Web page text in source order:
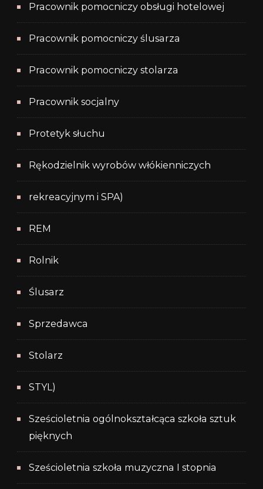
Pracownik pomocniczy obsługi hotelowej
Pracownik pomocniczy ślusarza
Pracownik pomocniczy stolarza
Pracownik socjalny
Protetyk słuchu
Rękodzielnik wyrobów włókienniczych
rekreacyjnym i SPA)
REM
Rolnik
Ślusarz
Sprzedawca
Stolarz
STYL)
Sześcioletnia ogólnokształcąca szkoła sztuk
pięknych
Sześcioletnia szkoła muzyczna I stopnia